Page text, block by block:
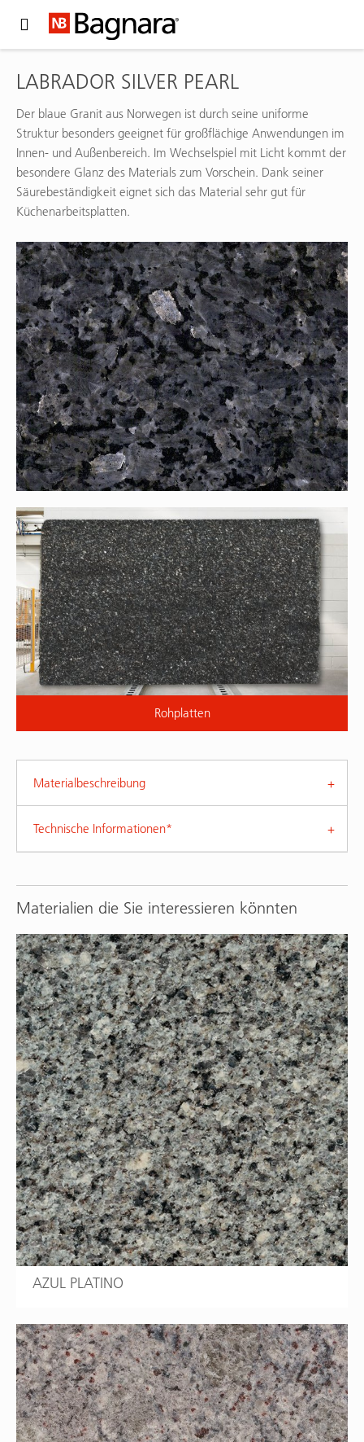
LABRADOR SILVER PEARL
Der blaue Granit aus Norwegen ist durch seine uniforme
Struktur besonders geeignet für großflächige Anwendungen im
Innen- und Außenbereich. Im Wechselspiel mit Licht kommt der
besondere Glanz des Materials zum Vorschein. Dank seiner
Säurebeständigkeit eignet sich das Material sehr gut für
Küchenarbeitsplatten.
Rohplatten
Materialbeschreibung
Technische Informationen*
Materialien die Sie interessieren könnten
AZUL PLATINO